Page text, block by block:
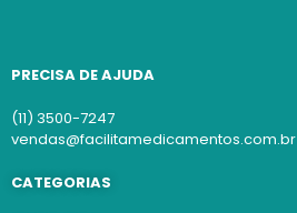
PRECISA DE AJUDA
(11) 3500-7247
vendas@facilitamedicamentos.com.br
CATEGORIAS